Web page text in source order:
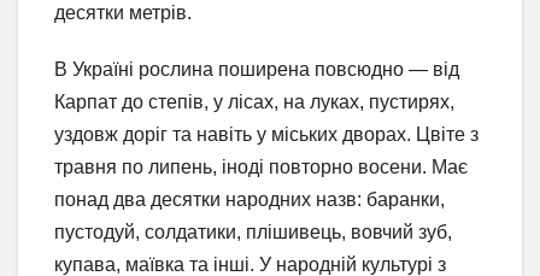
десятки метрів.
В Україні рослина поширена повсюдно — від
Карпат до степів, у лісах, на луках, пустирях,
уздовж доріг та навіть у міських дворах. Цвіте з
травня по липень, іноді повторно восени. Має
понад два десятки народних назв: баранки,
пустодуй, солдатики, плішивець, вовчий зуб,
купава, маївка та інші. У народній культурі з